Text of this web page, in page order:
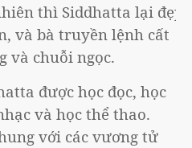
thì Siddhatta lại đẹp
và bà truyền lệnh cất
và chuỗi ngọc.
được học đọc, học
và học thể thao.
với các vương tử